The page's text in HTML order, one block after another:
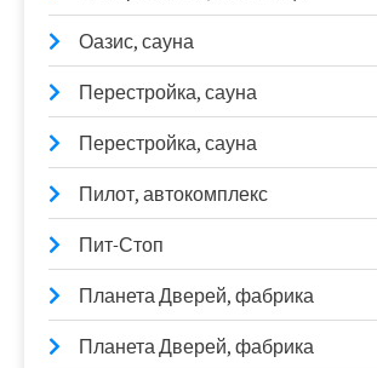
Оазис, сауна
Перестройка, сауна
Перестройка, сауна
Пилот, автокомплекс
Пит-Стоп
Планета Дверей, фабрика
Планета Дверей, фабрика